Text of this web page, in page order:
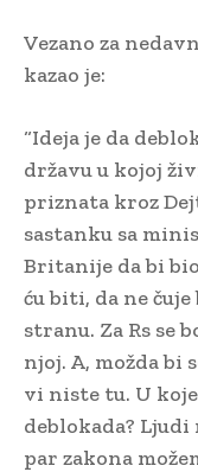
Vezano za
kazao je:
“Ideja je da
državu u kojoj
priznata kroz
sastanku sa
Britanije da bi
ću biti, da ne
stranu. Za Rs se
njoj. A, možda bi
vi niste tu. U
deblokada?
par zakona